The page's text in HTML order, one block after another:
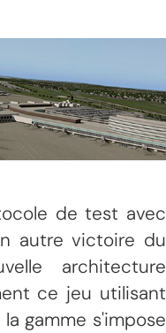
de test avec
autre victoire du
architecture
ce jeu utilisant
gamme s'impose